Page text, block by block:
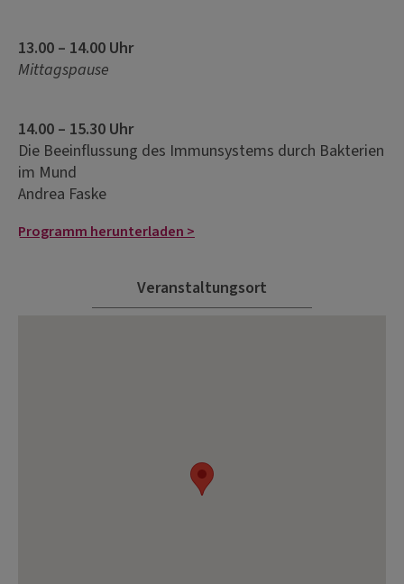
13.00 – 14.00 Uhr
Mittagspause
14.00 – 15.30 Uhr
Die Beeinflussung des Immunsystems durch Bakterien
im Mund
Andrea Faske
Programm herunterladen >
Veranstaltungsort